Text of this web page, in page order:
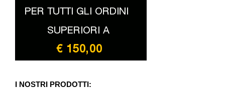
I NOSTRI PRODOTTI: